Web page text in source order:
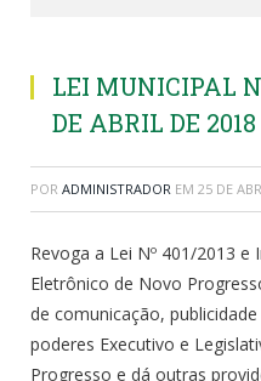
LEI MUNICIPAL
DE ABRIL DE 2018
POR ADMINISTRADOR EM 25 DE
Revoga a Lei Nº 401/2013
Eletrônico de Novo
de comunicação,
poderes Executivo e
Progresso e dá outras